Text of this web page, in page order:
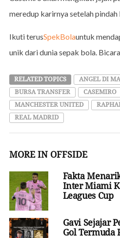
meredup karirnya setelah pindah
Ikuti terusSpekBolauntuk
unik dari dunia sepak bola.
RELATED TOPICS ANGEL DI
BURSA TRANSFER
CASEMIRO
MANCHESTER UNITED
REAL MADRID
MORE IN OFFSIDE
Fakta
Inter Miami
Leagues Cup
Gavi Sejajar
Gol Termuda